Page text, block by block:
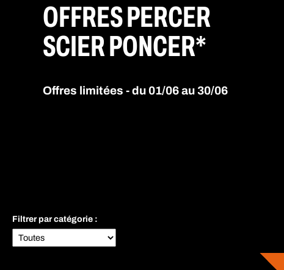
OFFRES PERCER
SCIER PONCER*
Offres limitées - du 01/06 au 30/06
Filtrer par catégorie :